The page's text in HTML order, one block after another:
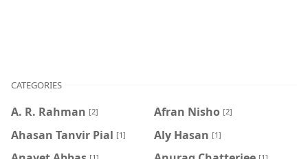
CATEGORIES
A. R. Rahman [2] Afran Nisho [2]
Ahasan Tanvir Pial [1] Aly Hasan [1]